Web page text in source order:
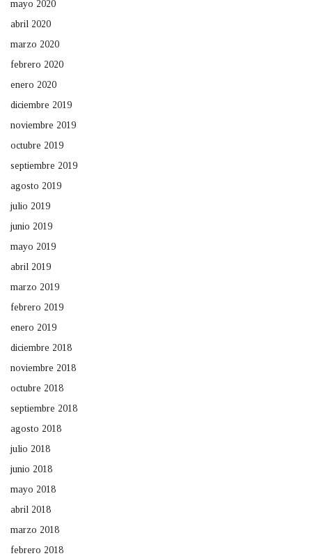
mayo 2020
abril 2020
marzo 2020
febrero 2020
enero 2020
diciembre 2019
noviembre 2019
octubre 2019
septiembre 2019
agosto 2019
julio 2019
junio 2019
mayo 2019
abril 2019
marzo 2019
febrero 2019
enero 2019
diciembre 2018
noviembre 2018
octubre 2018
septiembre 2018
agosto 2018
julio 2018
junio 2018
mayo 2018
abril 2018
marzo 2018
febrero 2018